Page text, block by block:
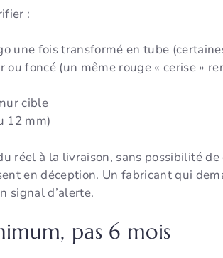
:
une fois transformé en tube
ou foncé (un même rouge « cerise »
cible
12 mm)
réel à la livraison, sans possibilité de
en déception. Un fabricant qui
signal d’alerte.
pas 6 mois